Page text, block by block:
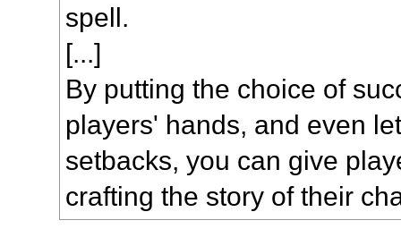
spell.
[...]
By putting the choice of
players' hands, and even
setbacks, you can give
crafting the story of their